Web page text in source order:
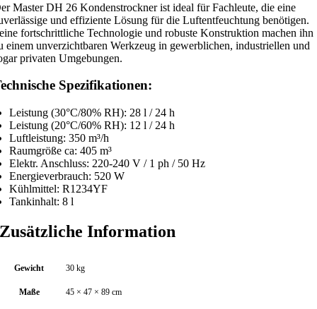
Master DH 26 Kondenstrockner ist ideal für Fachleute, die eine
und effiziente Lösung für die Luftentfeuchtung benötigen.
fortschrittliche Technologie und robuste Konstruktion machen ihn
einem unverzichtbaren Werkzeug in gewerblichen, industriellen und
privaten Umgebungen.
Spezifikationen:
Leistung (30°C/80% RH): 28 l / 24 h
Leistung (20°C/60% RH): 12 l / 24 h
Luftleistung: 350 m³/h
Raumgröße ca: 405 m³
Elektr. Anschluss: 220-240 V / 1 ph / 50 Hz
Energieverbrauch: 520 W
Kühlmittel: R1234YF
Tankinhalt: 8 l
Zusätzliche Information
Gewicht 30 kg
Maße 45 × 47 × 89 cm